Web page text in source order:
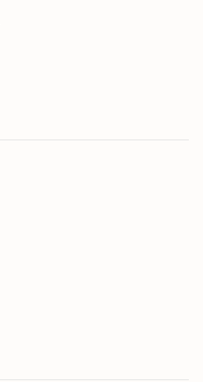
aan zee. Tussen